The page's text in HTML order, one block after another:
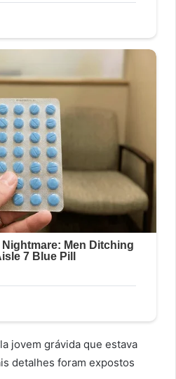
jovem grávida que estava
detalhes foram expostos